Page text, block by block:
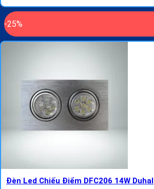
-25%
Đèn Led Chiếu Điểm DFC206 14W Duhal